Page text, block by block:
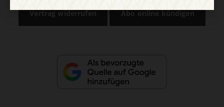
Vertrag widerrufen Abo online kündigen